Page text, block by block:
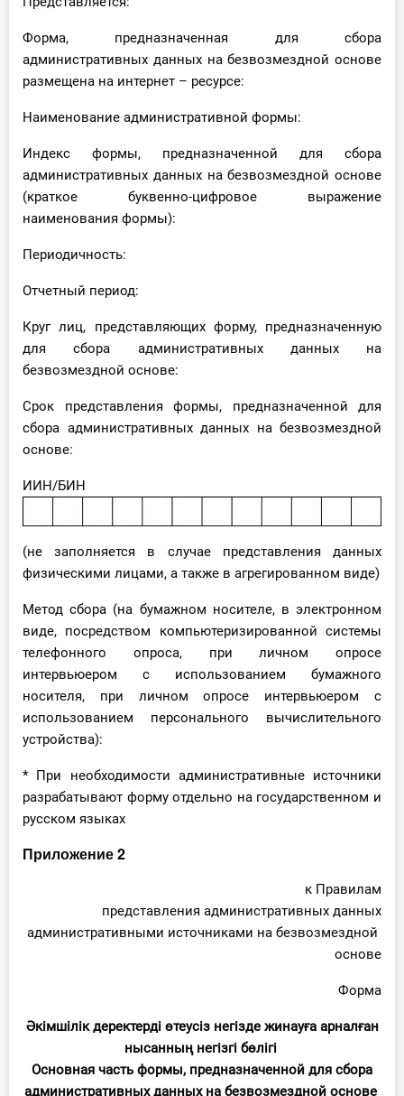
Форма, предназначенная для сбора
административных данных на безвозмездной основе
размещена на интернет – ресурсе:
Наименование административной формы:
Индекс формы, предназначенной для сбора
административных данных на безвозмездной основе
(краткое буквенно-цифровое выражение
наименования формы):
Периодичность:
Отчетный период:
Круг лиц, представляющих форму, предназначенную
для сбора административных данных на
безвозмездной основе:
Срок представления формы, предназначенной для
сбора административных данных на безвозмездной
основе:
ИИН/БИН
(не заполняется в случае представления данных
физическими лицами, а также в агрегированном виде)
Метод сбора (на бумажном носителе, в электронном
виде, посредством компьютеризированной системы
телефонного опроса, при личном опросе
интервьюером с использованием бумажного
носителя, при личном опросе интервьюером с
использованием персонального вычислительного
устройства):
* При необходимости административные источники
разрабатывают форму отдельно на государственном и
русском языках
Приложение 2
к Правилам
представления административных данных
административными источниками на безвозмездной
основе
Форма
Әкімшілік деректерді өтеусіз негізде жинауға арналған
нысанның негізгі бөлігі
Основная часть формы, предназначенной для сбора
административных данных на безвозмездной основе